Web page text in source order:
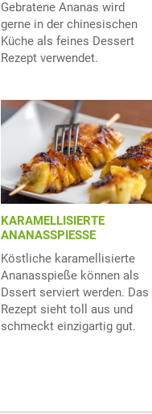
Gebratene Ananas wird
gerne in der chinesischen
Küche als feines Dessert
Rezept verwendet.
KARAMELLISIERTE
ANANASSPIESSE
Köstliche karamellisierte
Ananasspieße können als
Dssert serviert werden. Das
Rezept sieht toll aus und
schmeckt einzigartig gut.